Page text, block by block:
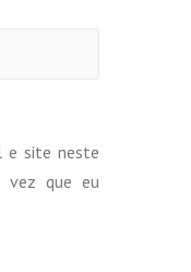
e site neste
vez que eu